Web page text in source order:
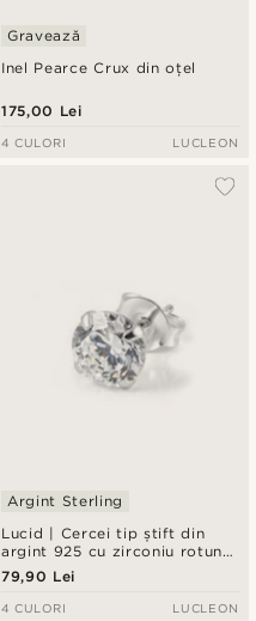
Inel Pearce Crux din oțel
Gravează
175,00 Lei
4 CULORI LUCLEON
Lucid | Cercei tip știft din
argint 925 cu zirconiu rotund,
6 mm
Argint Sterling
79,90 Lei
4 CULORI LUCLEON